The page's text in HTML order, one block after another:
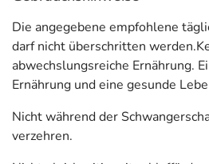
Anwendung
Täglich 1 Kapsel mit viel
Inhaltsstoffe pro Kapsel
Die angegebene empfohlene
darf nicht überschritten
abwechslungsreiche Ernährung.
Ernährung und eine gesunde
Nicht während der
verzehren.